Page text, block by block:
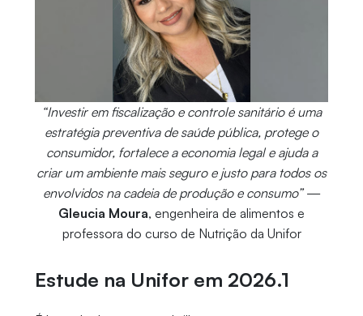
“Investir em fiscalização e controle sanitário é uma
estratégia preventiva de saúde pública, protege o
consumidor, fortalece a economia legal e ajuda a
criar um ambiente mais seguro e justo para todos os
envolvidos na cadeia de produção e consumo”—
Gleucia Moura, engenheira de alimentos e
professora do curso de Nutrição da Unifor
Estude na Unifor em 2026.1